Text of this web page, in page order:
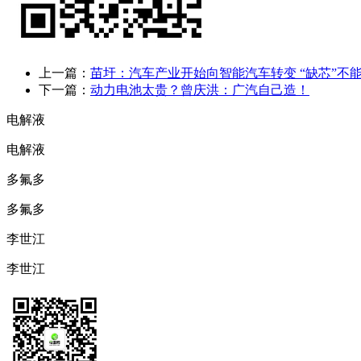
上一篇： 苗圩：汽车产业开始向智能汽车转变 “缺芯”不
下一篇： 动力电池太贵？曾庆洪：广汽自己造！
电解液
电解液
多氟多
多氟多
李世江
李世江